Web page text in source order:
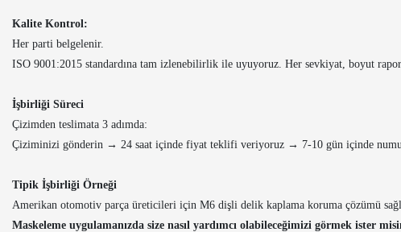
Kalite Kontrol:
Her parti belgelenir.
ISO 9001:2015 standardına tam izlenebilirlik ile uyuyoruz. Her sevkiyat, boyut
İşbirliği Süreci
Çizimden teslimata 3 adımda:
Çiziminizi gönderin → 24 saat içinde fiyat teklifi veriyoruz → 7-10 gün içinde
Tipik İşbirliği Örneği
Amerikan otomotiv parça üreticileri için M6 dişli delik kaplama koruma çözümü
Maskeleme uygulamanızda size nasıl yardımcı olabileceğimizi görmek ister